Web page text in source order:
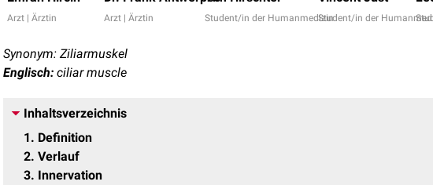
Arzt | Ärztin Arzt | Ärztin Student/in der HumanmedizinStudent/in der
Synonym: Ziliarmuskel
Englisch: ciliar muscle
Inhaltsverzeichnis
1
Definition
2 Verlauf
3 Innervation